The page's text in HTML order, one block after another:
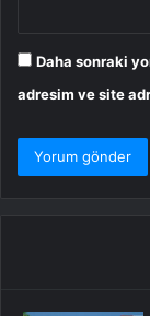
Daha sonraki
adresim ve site